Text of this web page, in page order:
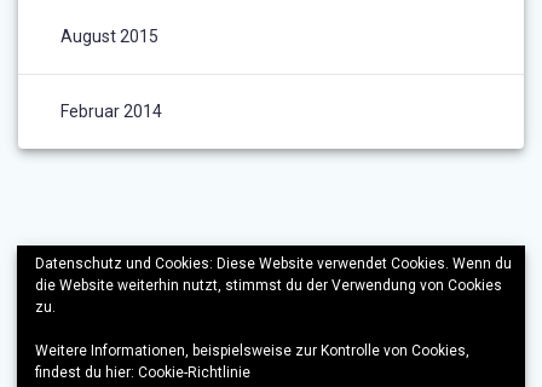
August 2015
Februar 2014
Datenschutz und Cookies: Diese Website verwendet Cookies. Wenn du
die Website weiterhin nutzt, stimmst du der Verwendung von Cookies
zu.
Weitere Informationen, beispielsweise zur Kontrolle von Cookies,
findest du hier: Cookie-Richtlinie